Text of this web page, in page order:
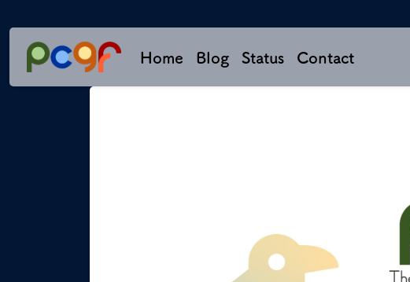
Home Blog Status Contact